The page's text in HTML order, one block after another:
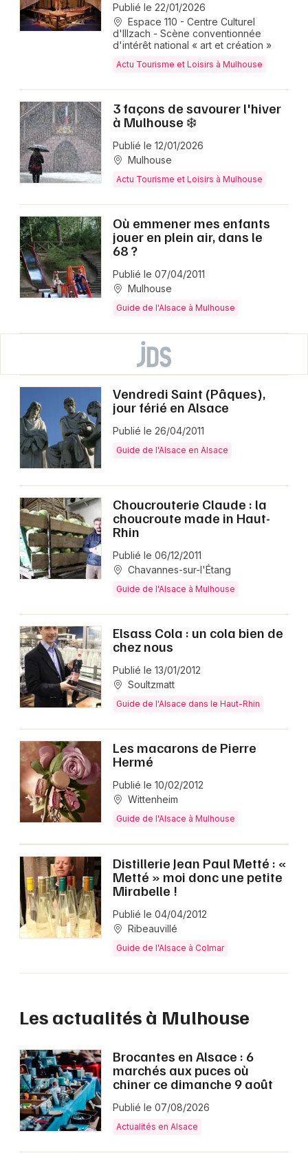
Publié le 22/01/2026
Espace 110 - Centre Culturel
d'Illzach - Scène conventionnée
d'intérêt national « art et création »
Actu Tourisme et Loisirs à Mulhouse
3 façons de savourer l'hiver
à Mulhouse ❄️
Publié le 12/01/2026
Mulhouse
Actu Tourisme et Loisirs à Mulhouse
Où emmener mes enfants
jouer en plein air, dans le
68 ?
Publié le 07/04/2011
Mulhouse
Guide de l'Alsace à Mulhouse
Vendredi Saint (Pâques),
jour férié en Alsace
Publié le 26/04/2011
Guide de l'Alsace en Alsace
Choucrouterie Claude : la
choucroute made in Haut-
Rhin
Publié le 06/12/2011
Chavannes-sur-l'Étang
Guide de l'Alsace à Mulhouse
Elsass Cola : un cola bien de
chez nous
Publié le 13/01/2012
Soultzmatt
Guide de l'Alsace dans le Haut-Rhin
Les macarons de Pierre
Hermé
Publié le 10/02/2012
Wittenheim
Guide de l'Alsace à Mulhouse
Distillerie Jean Paul Metté : «
Metté » moi donc une petite
Mirabelle !
Publié le 04/04/2012
Ribeauvillé
Guide de l'Alsace à Colmar
Les actualités à Mulhouse
Brocantes en Alsace : 6
marchés aux puces où
chiner ce dimanche 9 août
Publié le 07/08/2026
Actualités en Alsace